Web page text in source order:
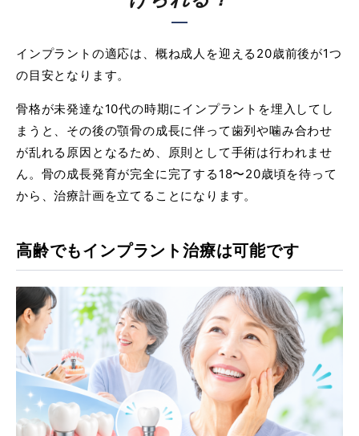
インプラントの適応は、概ね成人を迎える20歳前後が1つ
の目安となります。
骨格が未発達な10代の時期にインプラントを埋入してし
まうと、その後の顎骨の成長に伴って歯列や噛み合わせ
が乱れる原因となるため、原則として手術は行われませ
ん。骨の成長発育が完全に完了する18〜20歳頃を待って
から、治療計画を立てることになります。
高齢でもインプラント治療は可能です